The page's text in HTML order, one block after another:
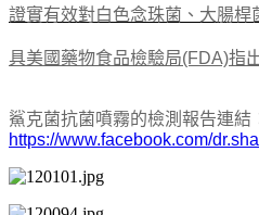
證實有效對白色念珠菌、大腸
具美國藥物食品檢驗局(FDA)指
鯊克菌抗菌噴霧的檢測報告連結
https://www.facebook.com/